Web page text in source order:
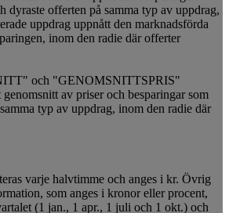
dyraste offerten på samma typ av uppdrag,
uppdrag uppnått den marknadsförda
inom den radie där offerter
och "GENOMSNITTSPRIS"
genomsnitt av priser och besparingar som
typ av uppdrag, inom den radie där
varje halvtimme och anges i kr. Övrig
som anges i kronor eller procent,
(1 jan., 1 apr., 1 juli och 1 okt.) och